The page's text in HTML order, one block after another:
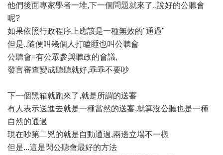
他們後面專家學者一堆,下一個問題就來了..說好的公聽會
呢?
如果依照行政程序上應該是一種無效的"通過"
但是..隨便叫幾個人打瞌睡也叫公聽會
公聽會=有公眾參與聽政的會議,
發言審查變成聽聽就好,乖乖不要吵
下一個黑箱就跑來了,就是所謂的送審
有人表示送進去就是一種當然的送審,就算沒公聽也是一種
自然的通過
現在吵第二兇的就是自動通過,兩邊立場不一樣
但是...這是閃公聽會最好的方法